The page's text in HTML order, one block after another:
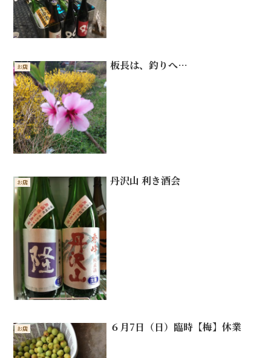
お店 板長は、釣りへ…
お店 丹沢山 利き酒会
お店 ６月7日（日）臨時【梅】休業